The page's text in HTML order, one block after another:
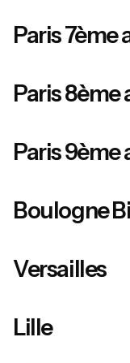
Paris 7ème
Paris 8ème
Paris 9ème
Boulogne
Versailles
Lille